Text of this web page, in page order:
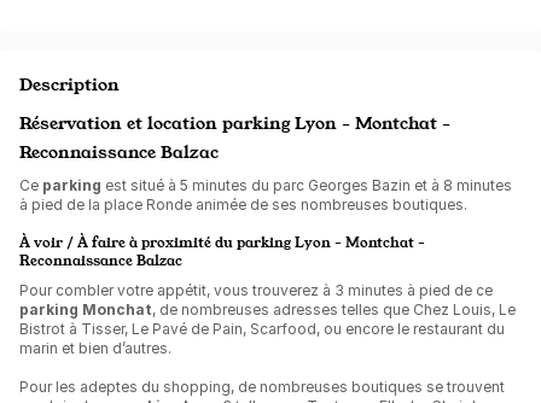
Description
Réservation et location parking Lyon - Montchat -
Reconnaissance Balzac
Ce parking est situé à 5 minutes du parc Georges Bazin et à 8 minutes
à pied de la place Ronde animée de ses nombreuses boutiques.
À voir / À faire à proximité du parking Lyon - Montchat -
Reconnaissance Balzac
Pour combler votre appétit, vous trouverez à 3 minutes à pied de ce
parking Monchat, de nombreuses adresses telles que Chez Louis, Le
Bistrot à Tisser, Le Pavé de Pain, Scarfood, ou encore le restaurant du
marin et bien d’autres.
Pour les adeptes du shopping, de nombreuses boutiques se trouvent